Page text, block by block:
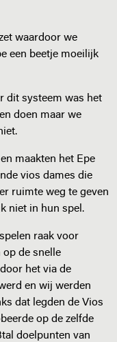
waardoor we
een beetje moeilijk
dit systeem was het
doen maar we
maakten het Epe
vios dames die
ruimte weg te geven
niet in hun spel.
raak voor
op de snelle
het via de
en wij werden
dat legden de Vios
op de zelfde
doelpunten van